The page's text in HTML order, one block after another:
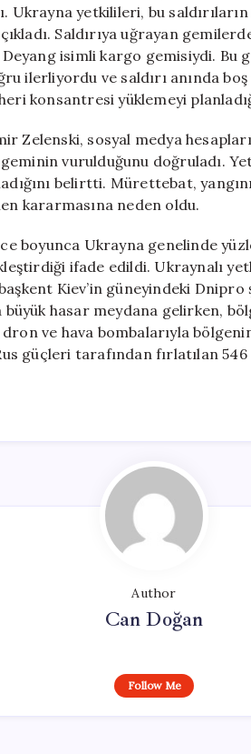
Ukrayna yetkilileri, bu
Saldırıya uğrayan
isimli kargo gemisiydi. Bu
ilerliyordu ve saldırı anında boş
konsantresi yüklemeyi
Zelenski, sosyal medya
vurulduğunu doğruladı.
belirtti. Mürettebat,
kararmasına neden oldu.
boyunca Ukrayna genelinde
ifade edildi. Ukraynalı
Kiev’in güneyindeki Dnipro
hasar meydana gelirken,
ve hava bombalarıyla
güçleri tarafından fırlatılan
Author
Can Doğan
Follow Me